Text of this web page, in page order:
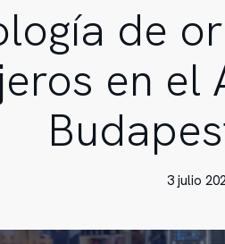
de
en el
3 julio